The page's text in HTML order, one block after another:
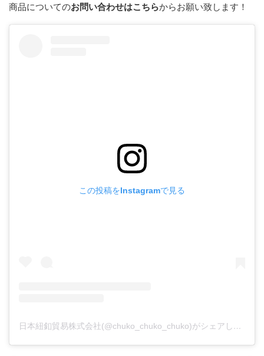
商品についてのお問い合わせはこちらからお願い致します！
この投稿をInstagramで見る
日本紐釦貿易株式会社(@chuko_chuko_chuko)がシェアした投稿